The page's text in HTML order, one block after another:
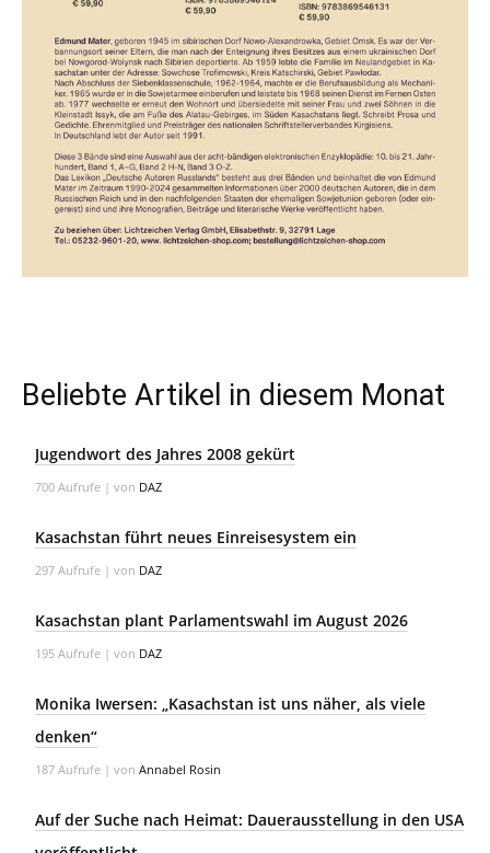
Beliebte Artikel in diesem Monat
Jugendwort des Jahres 2008 gekürt
700 Aufrufe | von DAZ
Kasachstan führt neues Einreisesystem ein
297 Aufrufe | von DAZ
Kasachstan plant Parlamentswahl im August 2026
195 Aufrufe | von DAZ
Monika Iwersen: „Kasachstan ist uns näher, als viele
denken“
187 Aufrufe | von Annabel Rosin
Auf der Suche nach Heimat: Dauerausstellung in den USA